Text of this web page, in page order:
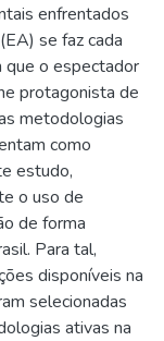
enfrentados
se faz cada
que o espectador
protagonista de
metodologias
como
estudo,
o uso de
de forma
Para tal,
disponíveis na
selecionadas
ativas na